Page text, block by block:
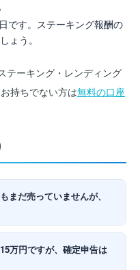
です。ステーキング報酬の
ょう。
テーキング・レンディング
持ちでない方は無料の口座
まだ売っていませんが、
万円ですが、確定申告は